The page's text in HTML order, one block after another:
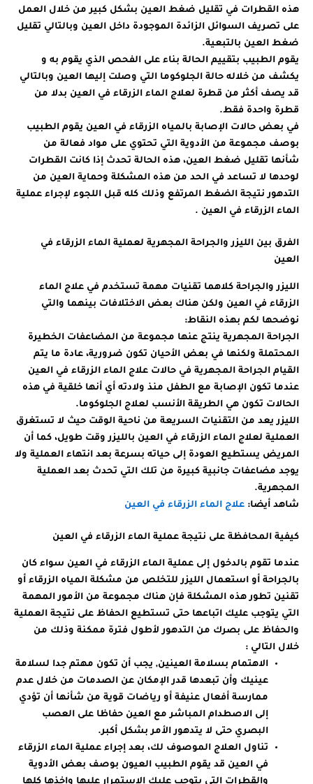
هذه القطرات في تقليل ضغط العين بشكل كبير من خلال العمل
على تصريف السوائل الزائدة الموجودة داخل العين وبالتالي تقليل
ضغط العين بالتبعية.
يقوم الطبيب بتقييم الحالة بناء على الفحص الذي يقوم به و
يكشف من خلاله حالة الجلوكوما التي وصلت إليها العين وبالتالي
قد يصف أكثر من قطرة لعلاج الماء الزرقاء في العين بدلا من
قطرة واحدة فقط.
في بعض حالات الإصابة بالمياه الزرقاء في العين يقوم الطبيب
بوصف مجموعة من الأدوية التي تحتوي على مواد فعالة من
شأنها تقليل ضغط العين، هذه الحالة تحدث إذا كانت القطرات
لوحدها لا تساعد في الحد من هذه المشكلة وحماية العين من
التدهور نتيجة الضغط المرتفع وذلك كله قبل اللجوء لإجراء عملية
الماء الزرقاء في العين .
الفرق بين الليزر والجراحة المجهرية لعملية الماء الزرقاء في
العين
الليزر والجراحة كلاهما تقنيات مهمة تستخدم في علاج الماء
الزرقاء في العين ولكن هناك بعض الاختلافات بينهما والتي
نوضحها لكم بهذه النقاط:
الجراحة المجهرية ينتج عنها مجموعة من المضاعفات الخطيرة
المحتملة ولكنها في بعض الأحيان تكون ضرورية، عادة ما يتم
القيام الجراحة المجهرية في حالات علاج الماء الزرقاء في العين
عندما تكون الإصابة مع الطفل منذ ولادته أي أنها خلقية في هذه
الحالات تكون هي الطريقة الأنسب لعلاج الجلوكوما.
الليزر يعد من التقنيات السريعة من ناحية الوقت حيث لا تستغرق
العملية لعلاج الماء الزرقاء في العين بالليزر وقت طويل، كما أن
المريض يستطيع العودة إلى حياته بسرعة بعد انتهاء العملية ولا
يوجد مضاعفات جانبية كبيرة من تلك التي تحدث بعد العملية
المجهرية.
شاهد أيضا: علاج الماء الزرقاء في العين
كيفية المحافظة على نتيجة عملية الماء الزرقاء في العين
عندما تقوم بالدخول إلى عملية الماء الزرقاء في العين سواء كان
بالجراحة أو استعمال الليزر للتخلص من مشكلة المياه الزرقاء أو
تقنين تطور هذه المشكلة فإن هناك مجموعة من الأمور المهمة
التي يتوجب عليك اتباعها حتى تستطيع الحفاظ على نتيجة العملية
والحفاظ على بصرك من التدهور لأطول فترة ممكنة وذلك من
خلال التالي :
الاهتمام بسلامة العينين, يجب أن تكون مهتم جدا لسلامة
عينيك وأن تبعدها قدر الإمكان عن الصدمات من خلال عدم
ممارسة أفعال عنيفة أو رياضات قوية من شأنها أن تؤدي
إلى الاصطدام المباشر مع العين حفاظا على العصب
البصري حتى لا يتدهور الأمر بشكل أكبر.
تناول العلاج الموصوف لك، بعد إجراء عملية الماء الزرقاء
في العين قد يقوم الطبيب العيون بوصف بعض الأدوية
والقطرات التي يتوجب عليك الاستمرار عليها واخذها كلها